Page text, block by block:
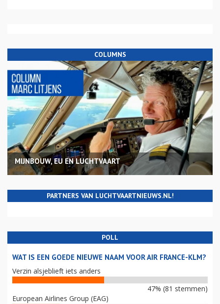
COLUMNS
MIJNBOUW, EU EN LUCHTVAART
PARTNERS VAN LUCHTVAARTNIEUWS.NL!
POLL
WAT IS EEN GOEDE NIEUWE NAAM VOOR AIR FRANCE-KLM?
Verzin alsjeblieft iets anders
47% (81 stemmen)
European Airlines Group (EAG)